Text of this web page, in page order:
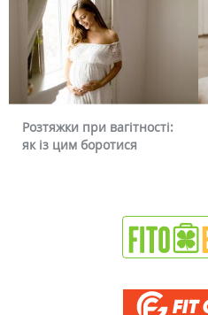
Розтяжки при вагітності:
як із цим боротися